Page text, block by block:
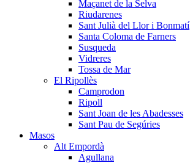
Maçanet de la Selva
Riudarenes
Sant Julià del Llor i Bonmatí
Santa Coloma de Farners
Susqueda
Vidreres
Tossa de Mar
El Ripollès
Camprodon
Ripoll
Sant Joan de les Abadesses
Sant Pau de Segúries
Masos
Alt Empordà
Agullana